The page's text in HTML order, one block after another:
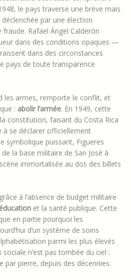
le pays traverse une brève mais
par une élection
Rafael Ángel Calderón
dans des conditions opaques —
dans des circonstances
pays de toute transparence
les armes, remporte le conflit, et
: abolir l’armée. En 1949, cette
constitution, faisant du Costa Rica
à se déclarer officiellement
symbolique puissant, Figueres
la base militaire de San José à
immortalisée au dos des billets
à l’absence de budget militaire
et la santé publique. Cette
en partie pourquoi les
d’un système de soins
parmi les plus élevés
sociale n’est pas tombée du ciel :
par pierre, depuis des décennies.